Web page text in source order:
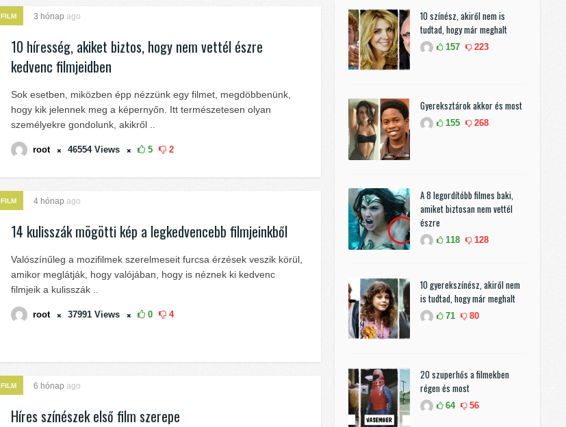
FILM 3 hónap ago
10 híresség, akiket biztos, hogy nem vettél észre
kedvenc filmjeidben
Sok esetben, miközben épp nézzünk egy filmet, megdöbbenünk,
hogy kik jelennek meg a képernyőn. Itt természetesen olyan
személyekre gondolunk, akikről ..
root 46554 Views 5 2
FILM 4 hónap ago
14 kulisszák mögötti kép a legkedvencebb filmjeinkből
Valószínűleg a mozifilmek szerelmeseit furcsa érzések veszik körül,
amikor meglátják, hogy valójában, hogy is néznek ki kedvenc
filmjeik a kulisszák ..
root 37991 Views 0 4
FILM 6 hónap ago
Híres színészek első film szerepe
10 színész, akiről nem is
tudtad, hogy már meghalt
157 223
Gyereksztárok akkor és most
155 268
A 8 legordítóbb filmes baki,
amiket biztosan nem vettél
észre
118 128
10 gyerekszínész, akiről nem
is tudtad, hogy már meghalt
71 80
20 szuperhős a filmekben
régen és most
64 56